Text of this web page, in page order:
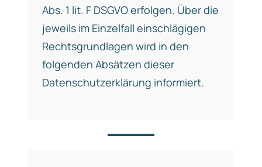
Abs. 1 lit. F DSGVO erfolgen. Über die
jeweils im Einzelfall einschlägigen
Rechtsgrundlagen wird in den
folgenden Absätzen dieser
Datenschutzerklärung informiert.